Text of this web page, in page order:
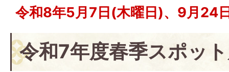
令和8年5月7日(木曜日)、9月24
令和7年度春季スポッ